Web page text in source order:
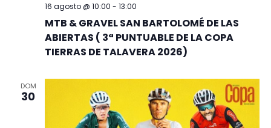
MTB & GRAVEL SAN BARTOLOMÉ DE LAS
ABIERTAS ( 3ª PUNTUABLE DE LA COPA
TIERRAS DE TALAVERA 2026)
16 agosto @ 10:00 - 13:00
DOM
30